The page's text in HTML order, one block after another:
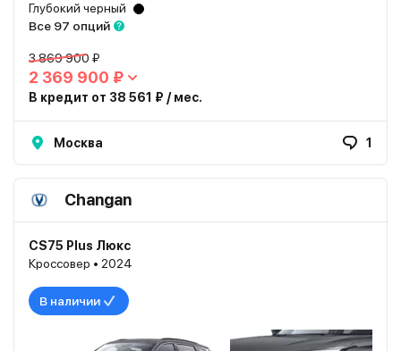
Глубокий черный
Все 97 опций
3 869 900 ₽
2 369 900 ₽
В кредит от 38 561 ₽ / мес.
Москва 1
Changan
CS75 Plus Люкс
Кроссовер • 2024
В наличии